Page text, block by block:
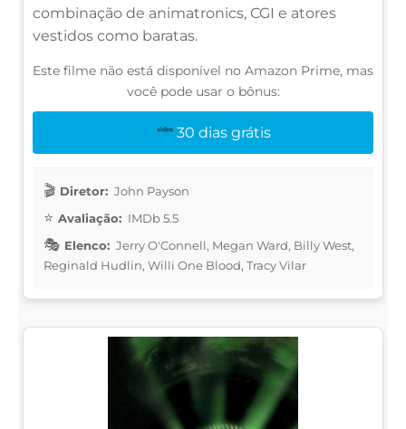
combinação de animatronics, CGI e atores
vestidos como baratas.
Este filme não está disponível no Amazon Prime, mas
você pode usar o bônus:
30 dias grátis
Diretor: John Payson
Avaliação: IMDb 5.5
Elenco: Jerry O'Connell, Megan Ward, Billy West,
Reginald Hudlin, Willi One Blood, Tracy Vilar